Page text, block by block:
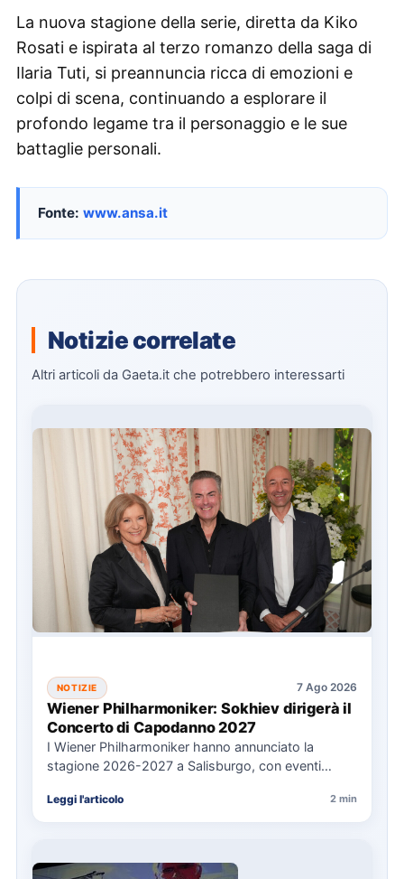
La nuova stagione della serie, diretta da Kiko
Rosati e ispirata al terzo romanzo della saga di
Ilaria Tuti, si preannuncia ricca di emozioni e
colpi di scena, continuando a esplorare il
profondo legame tra il personaggio e le sue
battaglie personali.
Fonte: www.ansa.it
Notizie correlate
Altri articoli da Gaeta.it che potrebbero interessarti
NOTIZIE 7 Ago 2026
Wiener Philharmoniker: Sokhiev dirigerà il
Concerto di Capodanno 2027
I Wiener Philharmoniker hanno annunciato la
stagione 2026-2027 a Salisburgo, con eventi
Leggi l'articolo 2 min